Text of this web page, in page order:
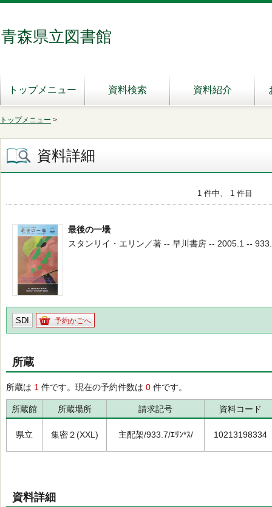
青森県立図書館
トップメニュー 資料検索 資料紹介
トップメニュー >
資料詳細
1 件中、 1 件目
最後の一壜
スタンリイ・エリン／著 -- 早川書房 -- 2005.1 --
SDI 予約かごへ
所蔵
所蔵は 1 件です。現在の予約件数は 0 件です。
所蔵館 所蔵場所 請求記号 資料コード
県立 集密２(XXL) 主配架/933.7/ｴﾘﾝ*ｽ/ 10213198334
資料詳細